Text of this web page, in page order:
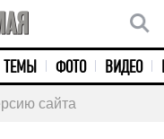
ТЕМЫ ФОТО ВИДЕО
сайта